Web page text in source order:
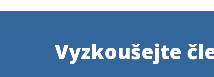
Vyzkoušejte